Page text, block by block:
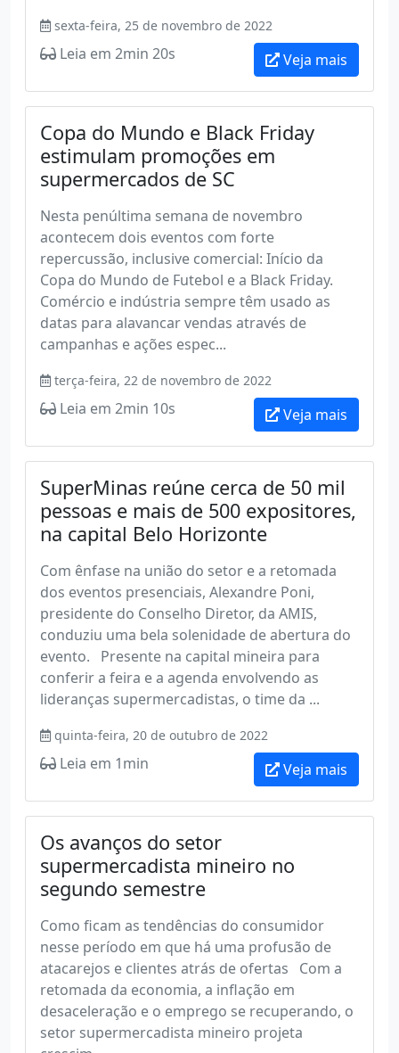
sexta-feira, 25 de novembro de 2022
Leia em 2min 20s Veja mais
Copa do Mundo e Black Friday
estimulam promoções em
supermercados de SC
Nesta penúltima semana de novembro
acontecem dois eventos com forte
repercussão, inclusive comercial: Início da
Copa do Mundo de Futebol e a Black Friday.
Comércio e indústria sempre têm usado as
datas para alavancar vendas através de
campanhas e ações espec...
terça-feira, 22 de novembro de 2022
Leia em 2min 10s Veja mais
SuperMinas reúne cerca de 50 mil
pessoas e mais de 500 expositores,
na capital Belo Horizonte
Com ênfase na união do setor e a retomada
dos eventos presenciais, Alexandre Poni,
presidente do Conselho Diretor, da AMIS,
conduziu uma bela solenidade de abertura do
evento. Presente na capital mineira para
conferir a feira e a agenda envolvendo as
lideranças supermercadistas, o time da ...
quinta-feira, 20 de outubro de 2022
Leia em 1min Veja mais
Os avanços do setor
supermercadista mineiro no
segundo semestre
Como ficam as tendências do consumidor
nesse período em que há uma profusão de
atacarejos e clientes atrás de ofertas Com a
retomada da economia, a inflação em
desaceleração e o emprego se recuperando, o
setor supermercadista mineiro projeta